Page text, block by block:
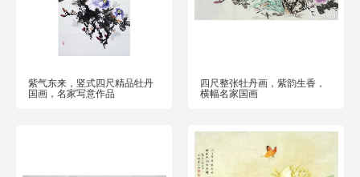
紫气东来，竖式四尺精品牡丹
国画，名家写意作品
四尺整张牡丹画，紫韵生香，
横幅名家国画